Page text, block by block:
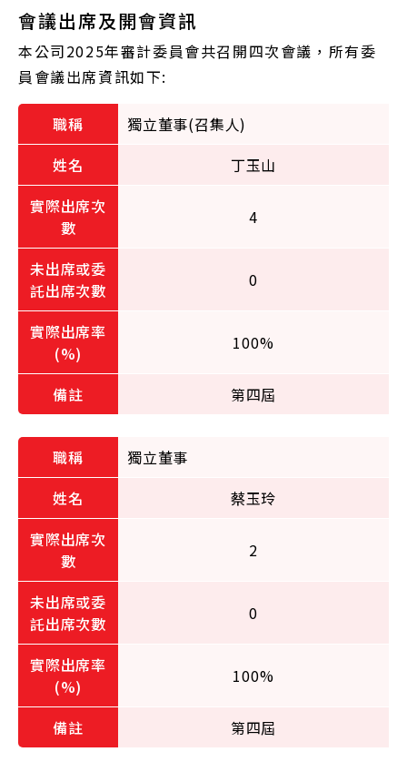
會議出席及開會資訊
本公司2025年審計委員會共召開四次會議，所有委
員會議出席資訊如下:
獨立董事(召集人)
丁玉山
4
0
100%
第四屆
獨立董事
蔡玉玲
2
0
100%
第四屆